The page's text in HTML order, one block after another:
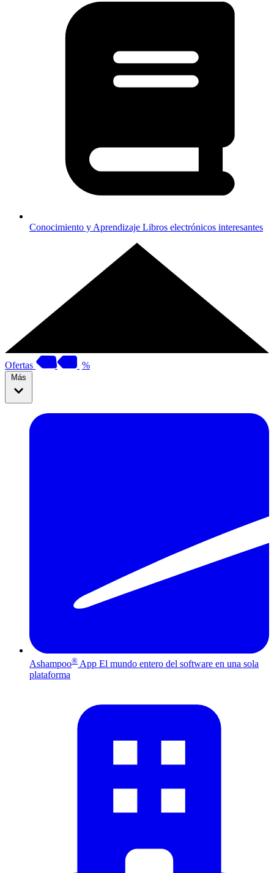
Conocimiento y Aprendizaje Libros electrónicos interesantes
Ofertas %
Más
Ashampoo® App El mundo entero del software en una sola
plataforma